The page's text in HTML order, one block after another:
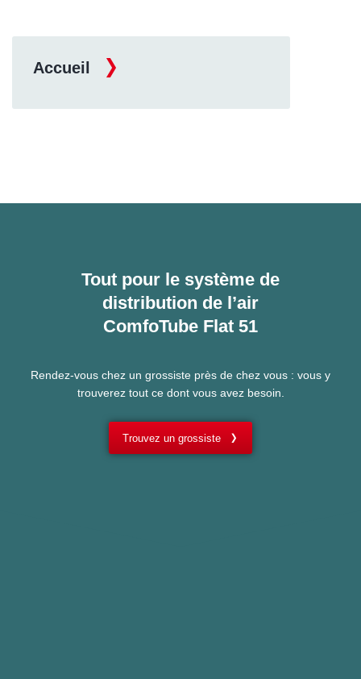
Accueil
Tout pour le système de
distribution de l’air
ComfoTube Flat 51
Rendez-vous chez un grossiste près de chez vous : vous y
trouverez tout ce dont vous avez besoin.
Trouvez un grossiste